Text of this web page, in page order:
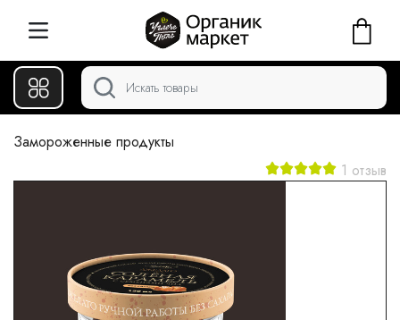
Замороженные продукты
1 отзыв